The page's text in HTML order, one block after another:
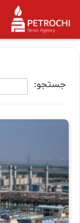
جستجو: